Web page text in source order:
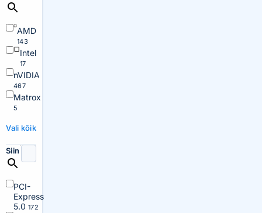
AMD
143
Intel
17
nVIDIA
467
Matrox
5
Vali kõik
Siin
PCI-
Express
5.0 172